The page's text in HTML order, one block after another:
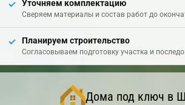
Уточняем комплектацию
Сверяем материалы и состав работ до
Планируем строительство
Согласовываем подготовку участка и
Дома под ключ в